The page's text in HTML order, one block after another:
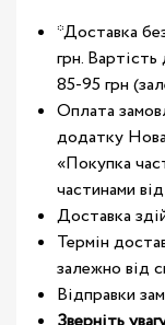
*Доставка
грн.
85-95 грн
Оплата
додатку
«Покупка
частинами
Доставка
Термін
залежно від
Відправки